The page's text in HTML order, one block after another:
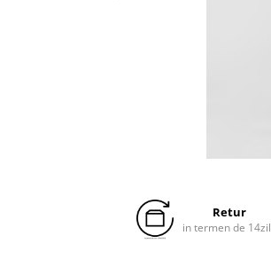
Retur
in termen de